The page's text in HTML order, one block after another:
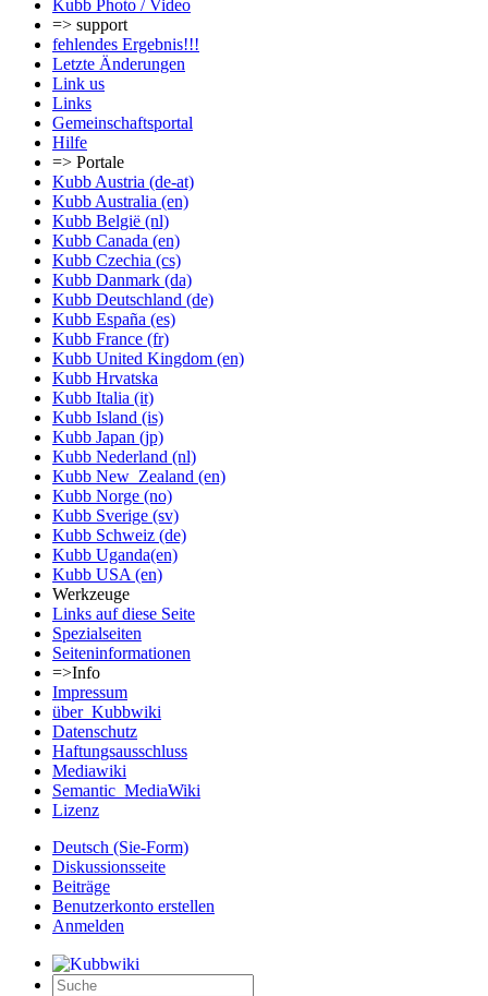
Kubb Photo / Video
=> support
fehlendes Ergebnis!!!
Letzte Änderungen
Link us
Links
Gemeinschafts­portal
Hilfe
=> Portale
Kubb Austria (de-at)
Kubb Australia (en)
Kubb België (nl)
Kubb Canada (en)
Kubb Czechia (cs)
Kubb Danmark (da)
Kubb Deutschland (de)
Kubb España (es)
Kubb France (fr)
Kubb United Kingdom (en)
Kubb Hrvatska
Kubb Italia (it)
Kubb Island (is)
Kubb Japan (jp)
Kubb Nederland (nl)
Kubb New_Zealand (en)
Kubb Norge (no)
Kubb Sverige (sv)
Kubb Schweiz (de)
Kubb Uganda(en)
Kubb USA (en)
Werkzeuge
Links auf diese Seite
Spezialseiten
Seiten­informationen
=>Info
Impressum
über_Kubbwiki
Datenschutz
Haftungsausschluss
Mediawiki
Semantic_MediaWiki
Lizenz
Deutsch (Sie-Form)‎
Diskussionsseite
Beiträge
Benutzerkonto erstellen
Anmelden